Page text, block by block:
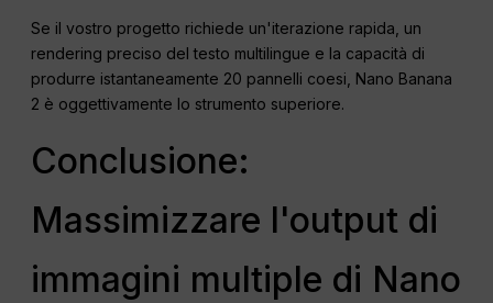
Se il vostro progetto richiede un'iterazione rapida, un
rendering preciso del testo multilingue e la capacità di
produrre istantaneamente 20 pannelli coesi, Nano Banana
2 è oggettivamente lo strumento superiore.
Conclusione:
Massimizzare l'output di
immagini multiple di Nano